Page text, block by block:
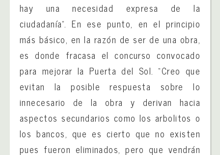
hay una necesidad expresa de la
ciudadanía”. En ese punto, en el principio
más básico, en la razón de ser de una obra,
es donde fracasa el concurso convocado
para mejorar la Puerta del Sol. “Creo que
evitan la posible respuesta sobre lo
innecesario de la obra y derivan hacia
aspectos secundarios como los arbolitos o
los bancos, que es cierto que no existen
pues fueron eliminados, pero que vendrán